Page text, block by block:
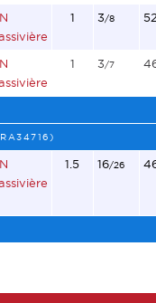
1 3/8
1 3/7
1.5 16/26